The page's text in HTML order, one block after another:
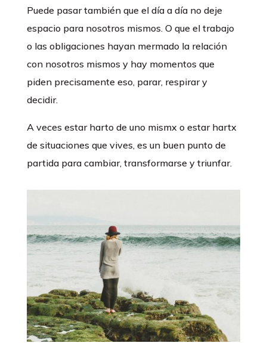
Puede pasar también que el día a día no deje
espacio para nosotros mismos. O que el trabajo
o las obligaciones hayan mermado la relación
con nosotros mismos y hay momentos que
piden precisamente eso, parar, respirar y
decidir.
A veces estar harto de uno mismx o estar hartx
de situaciones que vives, es un buen punto de
partida para cambiar, transformarse y triunfar.